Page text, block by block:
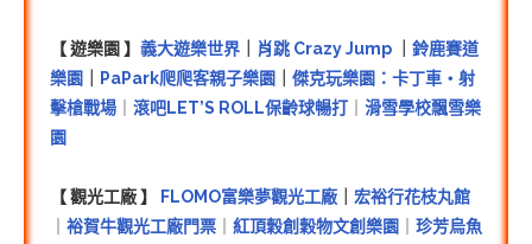
【 遊樂園 】 義大遊樂世界 肖跳 Crazy Jump
鈴鹿賽道
樂園
PaPark爬爬客親子樂園
傑克玩樂園：卡丁車・射
擊槍戰場
滾吧LET’S ROLL保齡球暢打
滑雪學校飄雪樂
園
【 觀光工廠 】 FLOMO富樂夢觀光工廠
宏裕行花枝丸館
裕賀牛觀光工廠門票 紅頂穀創穀物文創樂園
珍芳烏魚